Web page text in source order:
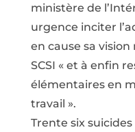
ministère de
urgence inciter
en cause sa
SCSI « et à enfin
élémentaires en
travail ».
Trente six